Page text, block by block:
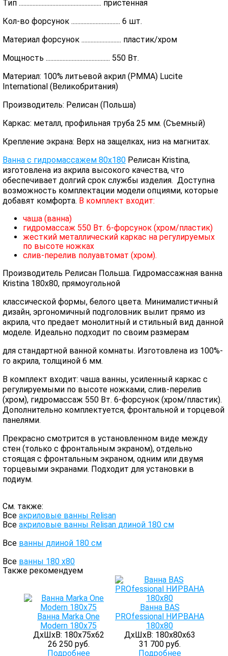
Тип ...................................................... пристенная
Кол-во форсунок ................................ 6 шт.
Материал форсунок .......................... пластик/хром
Мощность .......................................... 550 Вт.
Материал: 100% литьевой акрил (PMMA) Lucite
International (Великобритания)
Производитель: Релисан (Польша)
Каркас: металл, профильная труба 25 мм. (Съемный)
Крепление экрана: Верх на защелках, низ на магнитах.
Ванна с гидромассажем 80х180 Релисан Kristina,
изготовлена из акрила высокого качества, что
обеспечивает долгий срок службы изделия. Доступна
возможность комплектации модели опциями, которые
добавят комфорта. В комплект входит:
чаша (ванна)
гидромассаж 550 Вт. 6-форсунок (хром/пластик)
жесткий металлический каркас на регулируемых
по высоте ножках
слив-перелив полуавтомат (хром).
Производитель Релисан Польша. Гидромассажная ванна
Kristina 180x80, прямоугольной
классической формы, белого цвета. Минималистичный
дизайн, эргономичный подголовник вылит прямо из
акрила, что предает монолитный и стильный вид данной
моделе. Идеально подходит по своим размерам
для стандартной ванной комнаты. Изготовлена из 100%-
го акрила, толщиной 6 мм.
В комплект входит: чаша ванны, усиленный каркас с
регулируемыми по высоте ножками, слив-перелив
(хром), гидромассаж 550 Вт. 6-форсунок (хром/пластик).
Дополнительно комплектуется, фронтальной и торцевой
панелями.
Прекрасно смотрится в установленном виде между
стен (только с фронтальным экраном), отдельно
стоящая с фронтальным экраном, одним или двумя
торцевыми экранами. Подходит для установки в
подиум.
См. также:
Все акриловые ванны Relisan
Все акриловые ванны Relisan длиной 180 см
Все ванны длиной 180 см
Все ванны 180 х80
Также рекомендуем
Ванна Marka One
Modern 180x75
ДхШхВ: 180х75х62
26 250 руб.
Подробнее
Ванна BAS
PROfessional НИРВАНА
180х80
ДхШхВ: 180х80х63
31 700 руб.
Подробнее